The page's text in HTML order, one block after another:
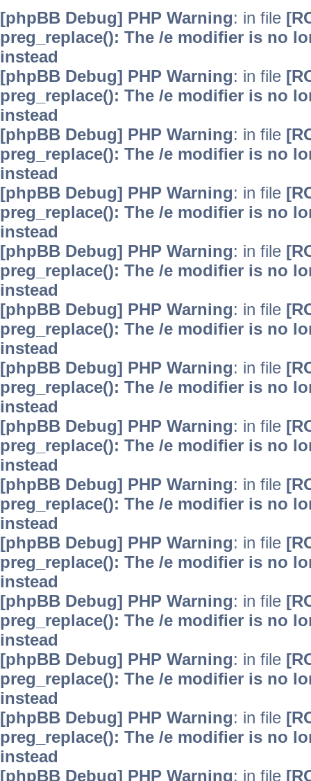
[phpBB Debug] PHP Warning: in file
preg_replace(): The /e modifier is no
instead
[phpBB Debug] PHP Warning: in file
preg_replace(): The /e modifier is no
instead
[phpBB Debug] PHP Warning: in file
preg_replace(): The /e modifier is no
instead
[phpBB Debug] PHP Warning: in file
preg_replace(): The /e modifier is no
instead
[phpBB Debug] PHP Warning: in file
preg_replace(): The /e modifier is no
instead
[phpBB Debug] PHP Warning: in file
preg_replace(): The /e modifier is no
instead
[phpBB Debug] PHP Warning: in file
preg_replace(): The /e modifier is no
instead
[phpBB Debug] PHP Warning: in file
preg_replace(): The /e modifier is no
instead
[phpBB Debug] PHP Warning: in file
preg_replace(): The /e modifier is no
instead
[phpBB Debug] PHP Warning: in file
preg_replace(): The /e modifier is no
instead
[phpBB Debug] PHP Warning: in file
preg_replace(): The /e modifier is no
instead
[phpBB Debug] PHP Warning: in file
preg_replace(): The /e modifier is no
instead
[phpBB Debug] PHP Warning: in file
preg_replace(): The /e modifier is no
instead
[phpBB Debug] PHP Warning: in file